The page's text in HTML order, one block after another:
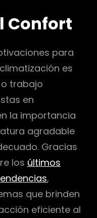
Confort
para
es
trabajo
en
la importancia
agradable
Gracias
los últimos
,
que brinden
eficiente al